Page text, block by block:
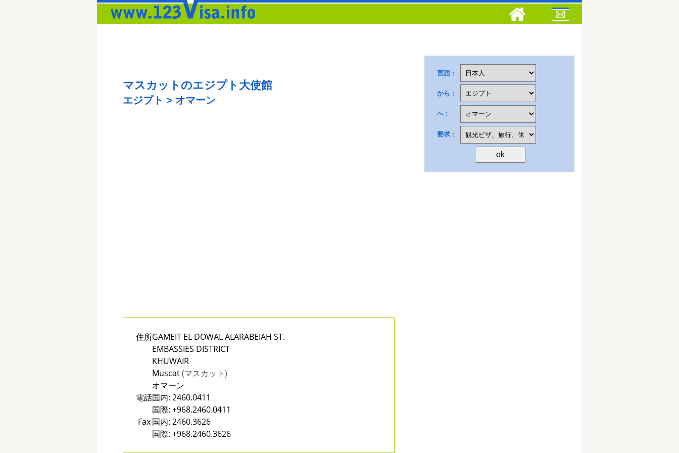
マスカットのエジプト大使館
エジプト > オマーン
住所GAMEIT EL DOWAL ALARABEIAH ST.
EMBASSIES DISTRICT
KHUWAIR
Muscat(マスカット)
オマーン
電話国内: 2460.0411
国際: +968.2460.0411
Fax国内: 2460.3626
国際: +968.2460.3626